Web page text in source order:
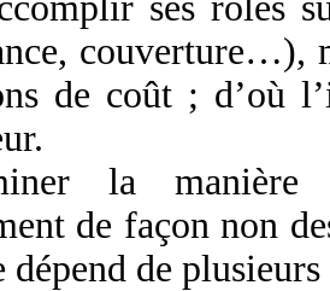
couverture…),
de coût ; d’où
la manière
de façon non
dépend de